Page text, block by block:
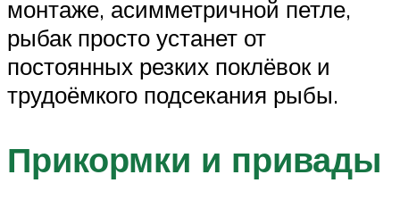
монтаже, асимметричной петле,
рыбак просто устанет от
постоянных резких поклёвок и
трудоёмкого подсекания рыбы.
Прикормки и привады